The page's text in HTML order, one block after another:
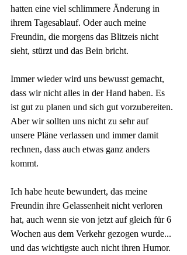
hatten eine viel schlimmere Änderung in
ihrem Tagesablauf. Oder auch meine
Freundin, die morgens das Blitzeis nicht
sieht, stürzt und das Bein bricht.
Immer wieder wird uns bewusst gemacht,
dass wir nicht alles in der Hand haben. Es
ist gut zu planen und sich gut vorzubereiten.
Aber wir sollten uns nicht zu sehr auf
unsere Pläne verlassen und immer damit
rechnen, dass auch etwas ganz anders
kommt.
Ich habe heute bewundert, das meine
Freundin ihre Gelassenheit nicht verloren
hat, auch wenn sie von jetzt auf gleich für 6
Wochen aus dem Verkehr gezogen wurde...
und das wichtigste auch nicht ihren Humor.